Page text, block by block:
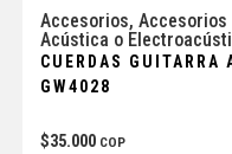
Accesorios, Accesorios
Acústica o
CUERDAS
GW4028
$35.000 COP